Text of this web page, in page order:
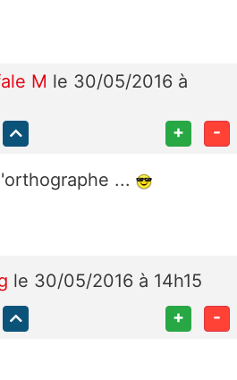
M le 30/05/2016 à
+ -
...
le 30/05/2016 à 14h15
+ -